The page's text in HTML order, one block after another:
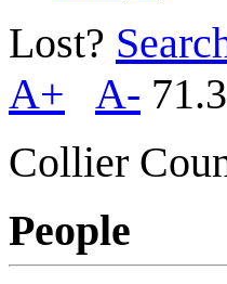
Lost?
A+
A-
Collier
People